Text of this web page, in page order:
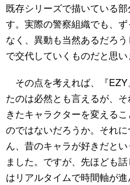
既存シリーズで描いている
す。実際の警察組織でも、
なく、異動も当然あるだろ
で交代していくものだと思い
その点を考えれば、『
たのは必然とも言えるが、
きたキャラクターを変える
のではないだろうか。それ
ん、昔のキャラが好きだと
ました。ですが、先ほども
はリアルタイムで時間軸が